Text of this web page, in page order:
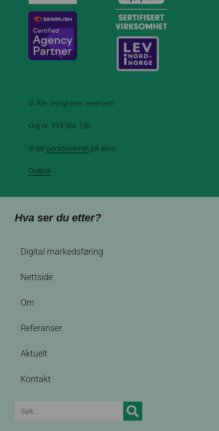
© Alle rettigheter reservert.
Org.nr. 913 366 158
Vi tar personvernet på alvor.
Ordbok
Hva ser du etter?
Digital markedsføring
Nettside
Om
Referanser
Aktuelt
Kontakt